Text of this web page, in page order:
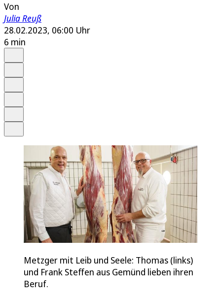
Von
Julia Reuß
28.02.2023, 06:00 Uhr
6 min
Metzger mit Leib und Seele: Thomas (links)
und Frank Steffen aus Gemünd lieben ihren
Beruf.